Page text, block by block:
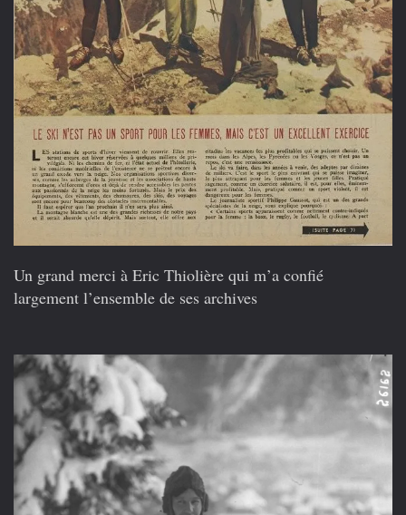
Un grand merci à Eric Thiolière qui m’a confié
largement l’ensemble de ses archives